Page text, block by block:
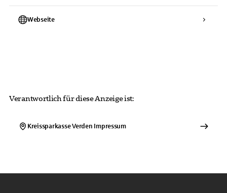
Webseite
Verantwortlich für diese Anzeige ist:
Kreissparkasse Verden Impressum